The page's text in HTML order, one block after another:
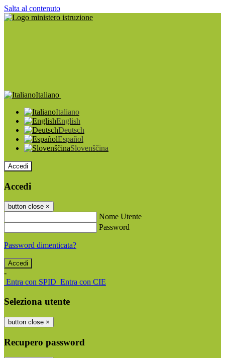
Salta al contenuto
Italiano
Italiano
English
Deutsch
Español
Slovenščina
Accedi
Accedi
button close ×
Nome Utente
Password
Password dimenticata?
-
Entra con SPID Entra con CIE
Seleziona utente
button close ×
Recupero password